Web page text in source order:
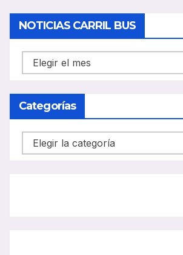
NOTICIAS CARRIL BUS
NOTICIAS
CARRIL
BUS
Categorías
Categorías